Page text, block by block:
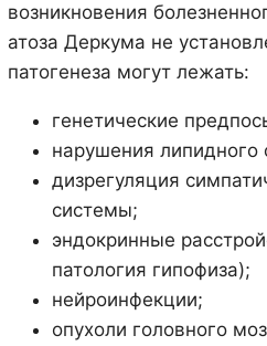
возникновения
атоза Деркума не
патогенеза могут лежать:
генетические
нарушения липидного
дизрегуляция
системы;
эндокринные
патология гипофиза);
нейроинфекции;
опухоли головного